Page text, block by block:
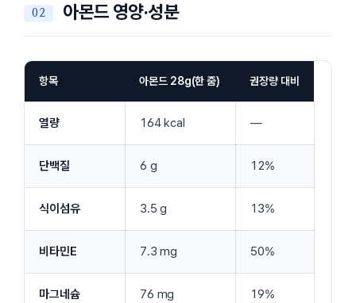
아몬드 영양·성분
항목 아몬드 28g(한 줌) 권장량 대비
열량 164 kcal —
단백질 6 g 12%
식이섬유 3.5 g 13%
비타민E 7.3 mg 50%
마그네슘 76 mg 19%